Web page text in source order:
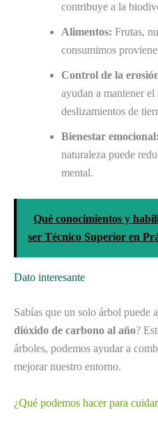
contribuye a la
Alimentos: Frutas,
consumimos
Control de la
ayudan a mantener
deslizamientos de
Bienestar emocional:
naturaleza puede
mental.
Qué conocimientos y
ser Técnico Superior en
Dato interesante
Sabías que un solo árbol puede
dióxido de carbono al año?
árboles, podemos ayudar a
mejorar nuestro entorno.
¿Qué podemos hacer para